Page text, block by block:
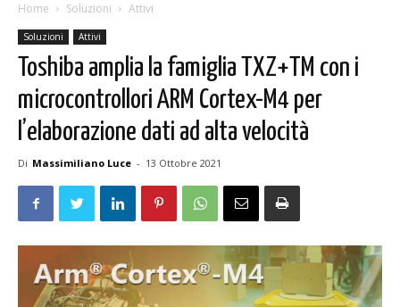
Home Soluzioni Attivi
Soluzioni Attivi
Toshiba amplia la famiglia TXZ+TM con i
microcontrollori ARM Cortex-M4 per
l’elaborazione dati ad alta velocità
Di Massimiliano Luce - 13 Ottobre 2021